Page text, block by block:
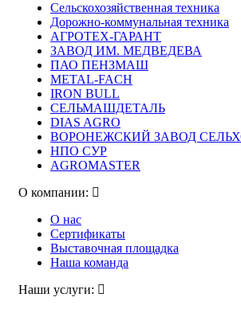
Сельскохозяйственная техника
Дорожно-коммунальная техника
АГРОТЕХ-ГАРАНТ
ЗАВОД ИМ. МЕДВЕДЕВА
ПАО ПЕНЗМАШ
METAL-FACH
IRON BULL
СЕЛЬМАШДЕТАЛЬ
DIAS AGRO
ВОРОНЕЖСКИЙ ЗАВОД
НПО СУР
AGROMASTER
О компании:
О нас
Сертификаты
Выставочная площадка
Наша команда
Наши услуги: